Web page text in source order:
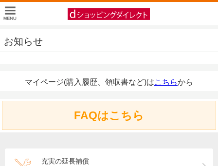
お知らせ
マイページ(購入履歴、領収書など)はこちらから
FAQはこちら
充実の延長補償